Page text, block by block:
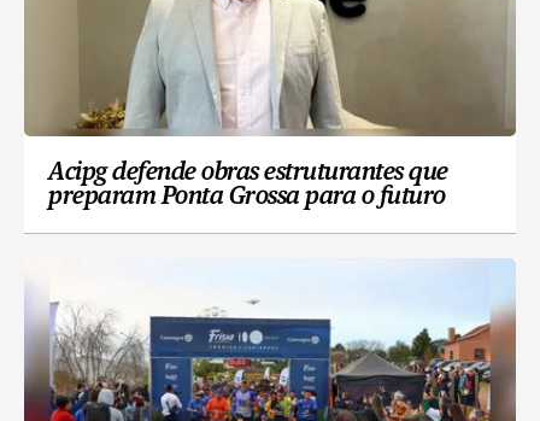
Acipg defende obras estruturantes que
preparam Ponta Grossa para o futuro